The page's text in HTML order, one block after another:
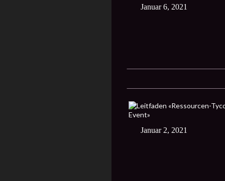
Januar 6, 2021
Januar 2, 2021